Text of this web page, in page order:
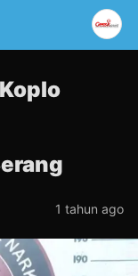
1 tahun ago